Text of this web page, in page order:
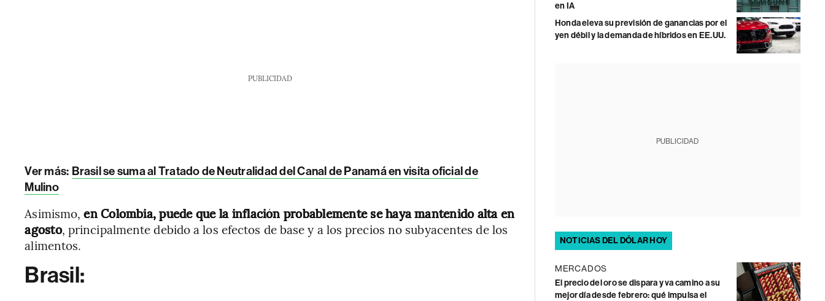
PUBLICIDAD
Ver más: Brasil se suma al Tratado de Neutralidad del Canal de Panamá en visita oficial de
Mulino
Asimismo,en Colombia, puede que la inflación probablemente se haya mantenido alta en
agosto, principalmente debido a los efectos de base y a los precios no subyacentes de los
alimentos.
Brasil:
en IA
Honda eleva su previsión de ganancias por el
yen débil y la demanda de híbridos en EE.UU.
PUBLICIDAD
NOTICIAS DEL DÓLAR HOY
MERCADOS
El precio del oro se dispara y va camino a su
mejor día desde febrero: qué impulsa el